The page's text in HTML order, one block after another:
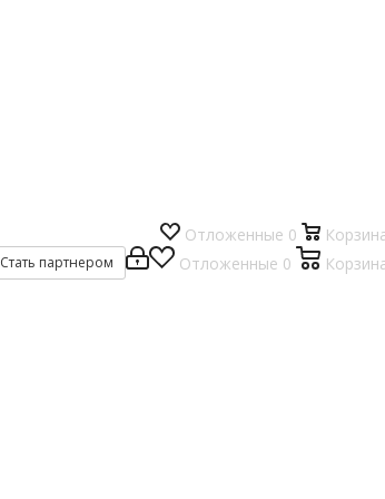
Отложенные 0
Отложенные 0
Стать партнером